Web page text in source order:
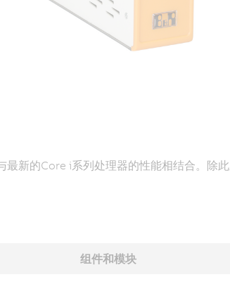
新的Core i系列处理器的性能相结合。除
组件和模块